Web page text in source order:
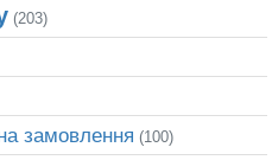
(203)
замовлення (100)